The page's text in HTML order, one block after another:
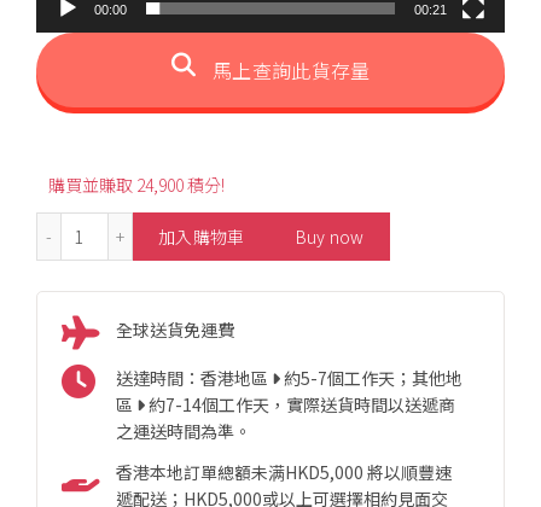
00:00 00:21
馬上查詢此貨存量
購買並賺取 24,900 積分!
1.00ct Elegant Paraiba Diamond Ring 數量
加入購物車 Buy now
全球送貨免運費
送達時間：香港地區
約5-7個工作天；其他地
區
約7-14個工作天，實際送貨時間以送遞商
之運送時間為準。
香港本地訂單總額未满HKD5,000 將以順豐速
遞配送；HKD5,000或以上可選擇相約見面交